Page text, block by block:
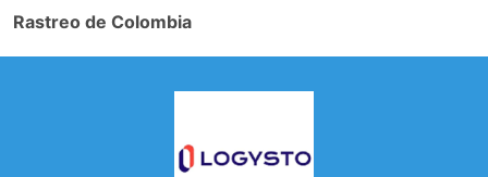
Rastreo de Colombia